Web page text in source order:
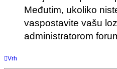
Međutim, ukoliko
vaspostavite vašu
administratorom
Vrh